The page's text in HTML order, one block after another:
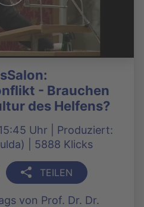
- Brauchen
des Helfens?
Uhr | Produziert:
| 5888 Klicks
TEILEN
von Prof. Dr. Dr.